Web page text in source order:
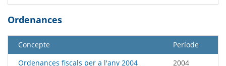
Ordenances
Concepte
Període
Ordenances fiscals per a l'any 2004
2004